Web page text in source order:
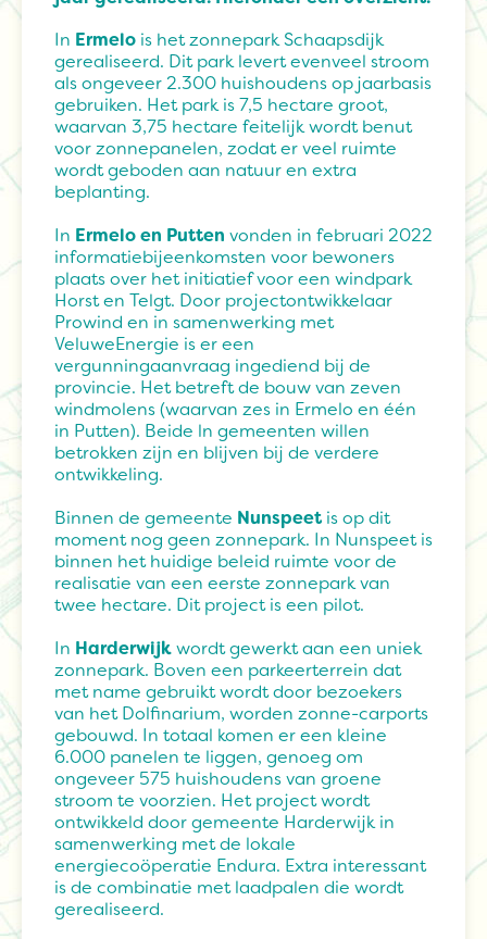
In Ermelo is het zonnepark Schaapsdijk
gerealiseerd. Dit park levert evenveel stroom
als ongeveer 2.300 huishoudens op jaarbasis
gebruiken. Het park is 7,5 hectare groot,
waarvan 3,75 hectare feitelijk wordt benut
voor zonnepanelen, zodat er veel ruimte
wordt geboden aan natuur en extra
beplanting.
In Ermelo en Putten vonden in februari 2022
informatiebijeenkomsten voor bewoners
plaats over het initiatief voor een windpark
Horst en Telgt. Door projectontwikkelaar
Prowind en in samenwerking met
VeluweEnergie is er een
vergunningaanvraag ingediend bij de
provincie. Het betreft de bouw van zeven
windmolens (waarvan zes in Ermelo en één
in Putten). Beide ln gemeenten willen
betrokken zijn en blijven bij de verdere
ontwikkeling.
Binnen de gemeente Nunspeetis op dit
moment nog geen zonnepark. In Nunspeet is
binnen het huidige beleid ruimte voor de
realisatie van een eerste zonnepark van
twee hectare. Dit project is een pilot.
In Harderwijkwordt gewerkt aan een uniek
zonnepark. Boven een parkeerterrein dat
met name gebruikt wordt door bezoekers
van het Dolfinarium, worden zonne-carports
gebouwd. In totaal komen er een kleine
6.000 panelen te liggen, genoeg om
ongeveer 575 huishoudens van groene
stroom te voorzien. Het project wordt
ontwikkeld door gemeente Harderwijk in
samenwerking met de lokale
energiecoöperatie Endura. Extra interessant
is de combinatie met laadpalen die wordt
gerealiseerd.